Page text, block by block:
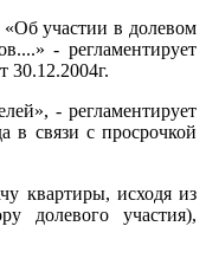
участии в долевом
- регламентирует
30.12.2004г.
- регламентирует
в связи с просрочкой
квартиры, исходя из
долевого участия),